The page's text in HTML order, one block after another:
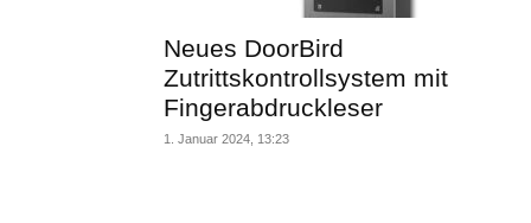
Neues DoorBird
Zutrittskontrollsystem mit
Fingerabdruckleser
1. Januar 2024, 13:23